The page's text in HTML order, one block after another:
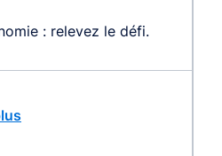
: relevez le défi.